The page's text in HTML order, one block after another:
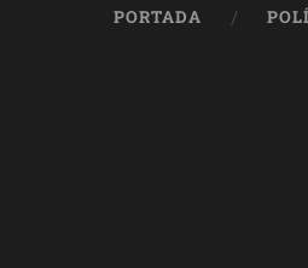
PORTADA